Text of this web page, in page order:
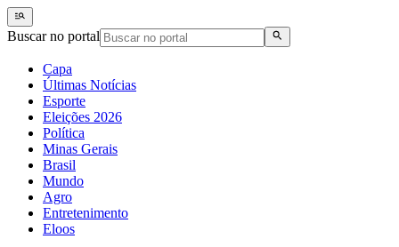
Buscar no portal
Capa
Últimas Notícias
Esporte
Eleições 2026
Política
Minas Gerais
Brasil
Mundo
Agro
Entretenimento
Eloos